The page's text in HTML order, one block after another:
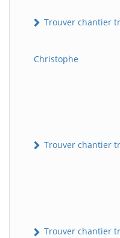
Trouver chantier
Christophe
Trouver chantier
Trouver chantier